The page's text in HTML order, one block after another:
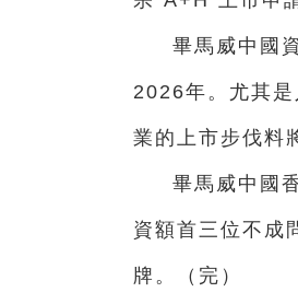
畢馬威中國
2026年。尤其
業的上市步伐料
畢馬威中國
資額首三位不成
牌。（完）